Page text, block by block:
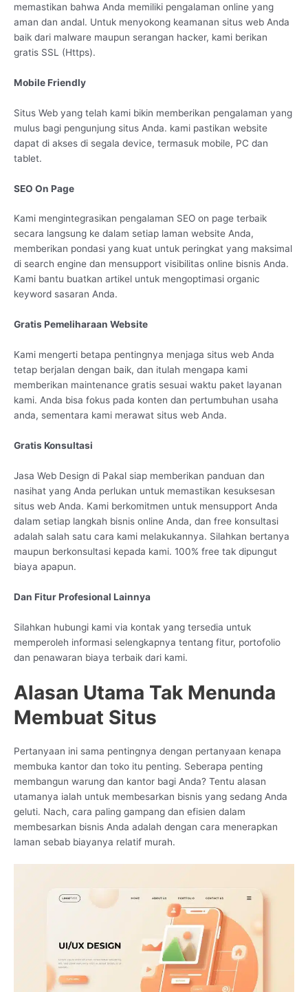
memastikan bahwa Anda memiliki pengalaman online yang
aman dan andal. Untuk menyokong keamanan situs web Anda
baik dari malware maupun serangan hacker, kami berikan
gratis SSL (Https).
Mobile Friendly
Situs Web yang telah kami bikin memberikan pengalaman yang
mulus bagi pengunjung situs Anda. kami pastikan website
dapat di akses di segala device, termasuk mobile, PC dan
tablet.
SEO On Page
Kami mengintegrasikan pengalaman SEO on page terbaik
secara langsung ke dalam setiap laman website Anda,
memberikan pondasi yang kuat untuk peringkat yang maksimal
di search engine dan mensupport visibilitas online bisnis Anda.
Kami bantu buatkan artikel untuk mengoptimasi organic
keyword sasaran Anda.
Gratis Pemeliharaan Website
Kami mengerti betapa pentingnya menjaga situs web Anda
tetap berjalan dengan baik, dan itulah mengapa kami
memberikan maintenance gratis sesuai waktu paket layanan
kami. Anda bisa fokus pada konten dan pertumbuhan usaha
anda, sementara kami merawat situs web Anda.
Gratis Konsultasi
Jasa Web Design di Pakal siap memberikan panduan dan
nasihat yang Anda perlukan untuk memastikan kesuksesan
situs web Anda. Kami berkomitmen untuk mensupport Anda
dalam setiap langkah bisnis online Anda, dan free konsultasi
adalah salah satu cara kami melakukannya. Silahkan bertanya
maupun berkonsultasi kepada kami. 100% free tak dipungut
biaya apapun.
Dan Fitur Profesional Lainnya
Silahkan hubungi kami via kontak yang tersedia untuk
memperoleh informasi selengkapnya tentang fitur, portofolio
dan penawaran biaya terbaik dari kami.
Alasan Utama Tak Menunda
Membuat Situs
Pertanyaan ini sama pentingnya dengan pertanyaan kenapa
membuka kantor dan toko itu penting. Seberapa penting
membangun warung dan kantor bagi Anda? Tentu alasan
utamanya ialah untuk membesarkan bisnis yang sedang Anda
geluti. Nach, cara paling gampang dan efisien dalam
membesarkan bisnis Anda adalah dengan cara menerapkan
laman sebab biayanya relatif murah.